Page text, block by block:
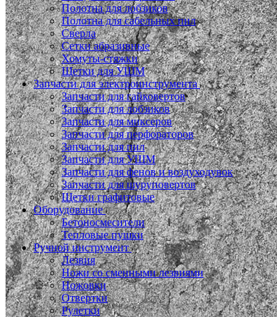
Полотна для лобзиков
Полотна для сабельных пил
Сверла
Сетки абразивные
Хомуты-стяжки
Щетки для УШМ
Запчасти для электроинструмента
Запчасти для гайковертов
Запчасти для лобзиков
Запчасти для миксеров
Запчасти для перфораторов
Запчасти для пил
Запчасти для УШМ
Запчасти для фенов и воздуходувок
Запчасти для шуруповертов
Щетки графитовые
Оборудование
Бетоносмесители
Тепловые пушки
Ручной инструмент
Лезвия
Ножи со сменными лезвиями
Ножовки
Отвертки
Рулетки